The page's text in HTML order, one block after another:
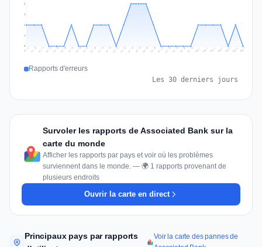
1
1
2
2
Jul 9 Jul 10 Jul 11 Jul 12 Jul 13 Jul 14 Jul 15 Jul 16 Jul 17 Jul 18 Jul 19 Jul 20 Jul 21 Jul 22 Jul 23 Jul 24 Jul 25 Jul 26 Jul 27 Jul 28 Jul 29 Jul 30 Jul 31 Aug 1 Aug 2 Aug 3 Aug 4 Aug 5 Aug 6 Aug 7
Rapports d'erreurs
Les 30 derniers jours
Survoler les rapports de Associated Bank sur la
carte du monde
Afficher les rapports par pays et voir où les problèmes
surviennent dans le monde. — 🌍 1 rapports provenant de
plusieurs endroits
Ouvrir la carte en direct
Principaux pays par rapports
Voir la carte des pannes de